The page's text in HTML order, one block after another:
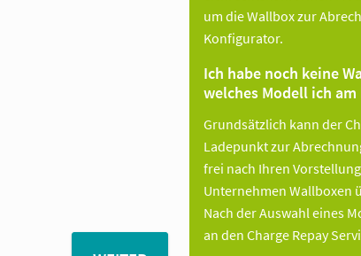
um die Wallbox zur
Konfigurator.
Ich habe noch keine
welches Modell ich
Grundsätzlich kann der
Ladepunkt zur
frei nach Ihren
Unternehmen Wallboxen
Nach der Auswahl eines
an den Charge Repay